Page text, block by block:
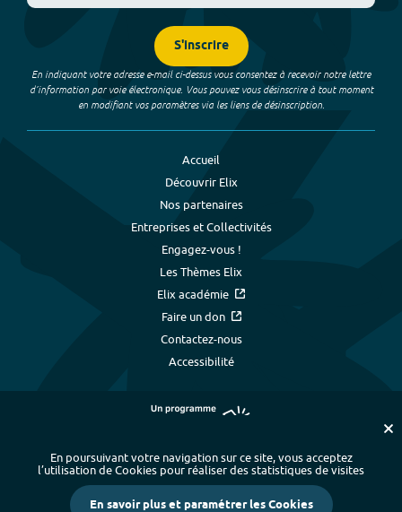
S'inscrire
En indiquant votre adresse e-mail ci-dessus vous consentez à recevoir notre lettre
d’information par voie électronique. Vous pouvez vous désinscrire à tout moment
en modifiant vos paramètres via les liens de désinscription.
Accueil
Découvrir Elix
Nos partenaires
Entreprises et Collectivités
Engagez-vous !
Les Thèmes Elix
Elix académie
Faire un don
Contactez-nous
Accessibilité
Plan du site - Index alphabétique
-
Mentions légales et données personnelles
- Paramétrer les cookies
En poursuivant votre navigation sur ce site, vous acceptez
l’utilisation de Cookies pour réaliser des statistiques de visites
En savoir plus et paramétrer les Cookies